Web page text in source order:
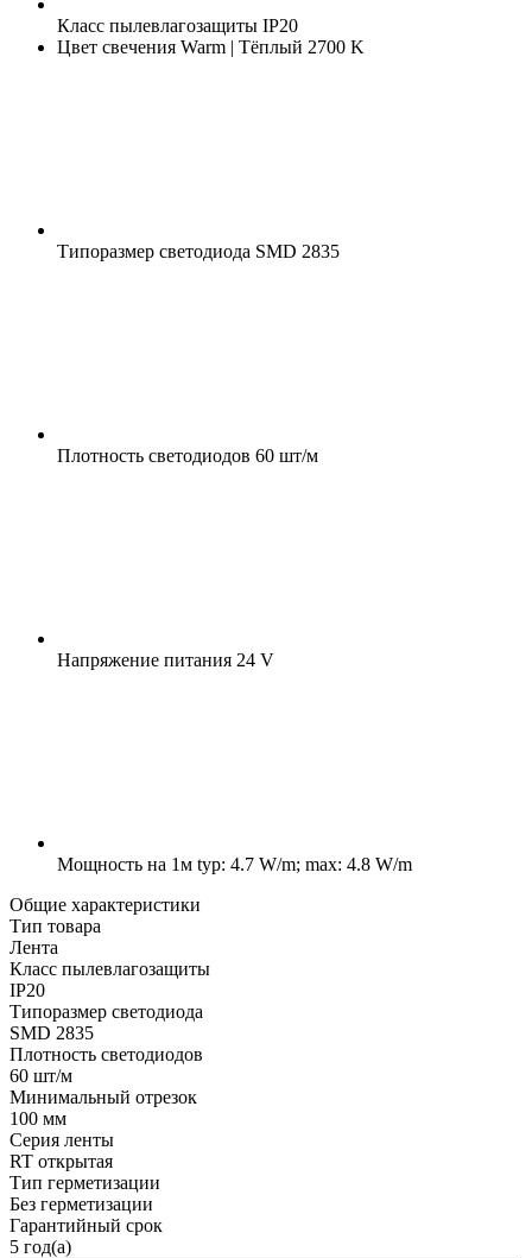
Класс пылевлагозащиты IP20
Цвет свечения Warm | Тёплый 2700 K
Типоразмер светодиода SMD 2835
Плотность светодиодов 60 шт/м
Напряжение питания 24 V
Мощность на 1м typ: 4.7 W/m; max: 4.8 W/m
Общие характеристики
Тип товара
Лента
Класс пылевлагозащиты
IP20
Типоразмер светодиода
SMD 2835
Плотность светодиодов
60 шт/м
Минимальный отрезок
100 мм
Серия ленты
RT открытая
Тип герметизации
Без герметизации
Гарантийный срок
5 год(а)